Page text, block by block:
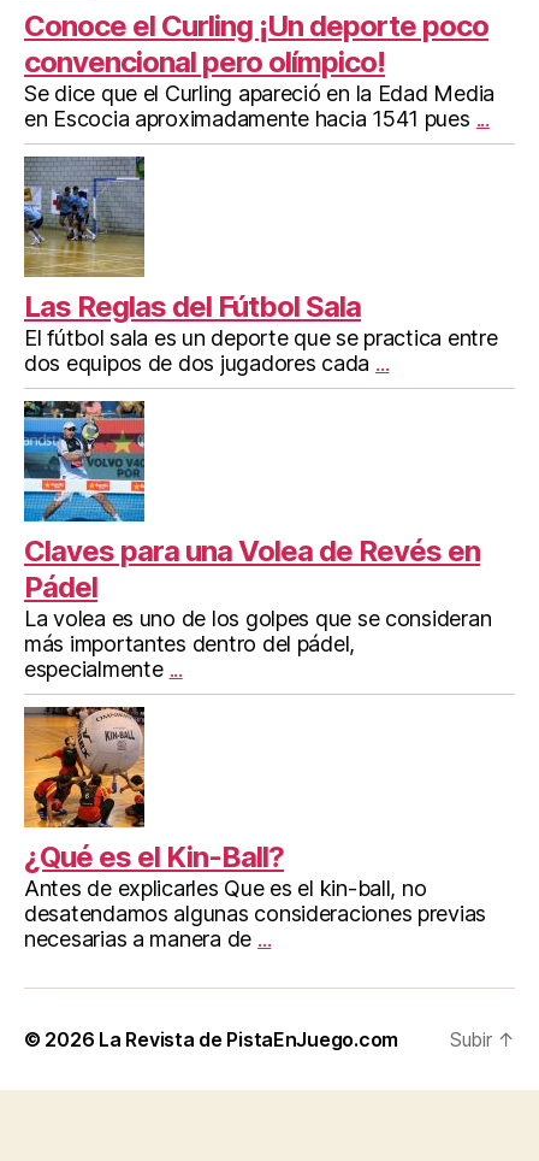
Conoce el Curling ¡Un deporte poco
convencional pero olímpico!
Se dice que el Curling apareció en la Edad Media
en Escocia aproximadamente hacia 1541 pues ...
Las Reglas del Fútbol Sala
El fútbol sala es un deporte que se practica entre
dos equipos de dos jugadores cada ...
Claves para una Volea de Revés en
Pádel
La volea es uno de los golpes que se consideran
más importantes dentro del pádel,
especialmente ...
¿Qué es el Kin-Ball?
Antes de explicarles Que es el kin-ball, no
desatendamos algunas consideraciones previas
necesarias a manera de ...
© 2026 La Revista de PistaEnJuego.com Subir ↑